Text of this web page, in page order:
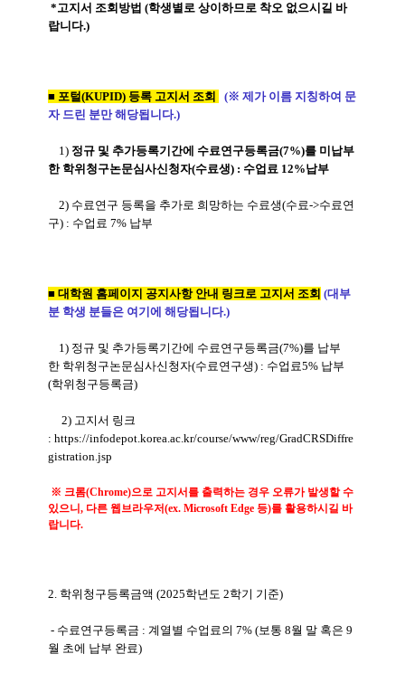
*고지서 조회방법 (학생별로 상이하므로 착오 없으시길 바
랍니다.)
■ 포털(KUPID) 등록 고지서 조회
(※ 제가 이름 지칭하여 문
자 드린 분만 해당됩니다.)
1) 정규 및 추가등록기간에 수료연구등록금(7%)를 미납부
한 학위청구논문심사신청자(수료생) : 수업료 12%납부
2) 수료연구 등록을 추가로 희망하는 수료생(수료->수료연
구) : 수업료 7% 납부
■ 대학원 홈페이지 공지사항 안내 링크로 고지서 조회 (대부
분 학생 분들은 여기에 해당됩니다.)
1) 정규 및 추가등록기간에 수료연구등록금(7%)를 납부
한 학위청구논문심사신청자(수료연구생) : 수업료5% 납부
(학위청구등록금)
2) 고지서 링크
: https://infodepot.korea.ac.kr/course/www/reg/GradCRSDiffre
gistration.jsp
※ 크롬(Chrome)으로 고지서를 출력하는 경우 오류가 발생할 수
있으니, 다른 웹브라우저(ex. Microsoft Edge 등)를 활용하시길 바
랍니다.
2. 학위청구등록금액 (2025학년도 2학기 기준)
- 수료연구등록금 : 계열별 수업료의 7% (보통 8월 말 혹은 9
월 초에 납부 완료)